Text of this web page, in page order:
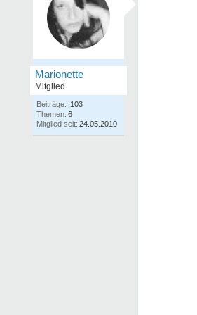
Marionette
Mitglied
Beiträge: 103
Themen: 6
Mitglied seit: 24.05.2010